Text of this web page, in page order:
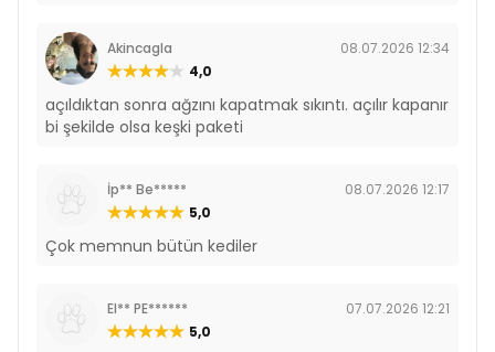
Akincagla
08.07.2026 12:34
4,0
açıldıktan sonra ağzını kapatmak sıkıntı. açılır kapanır
bi şekilde olsa keşki paketi
İp** Be*****
08.07.2026 12:17
5,0
Çok memnun bütün kediler
El** PE******
07.07.2026 12:21
5,0